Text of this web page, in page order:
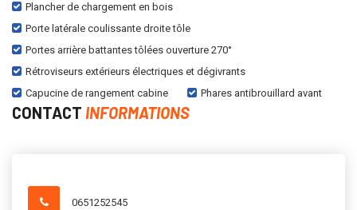
Plancher de chargement en bois
Porte latérale coulissante droite tôle
Portes arrière battantes tôlées ouverture 270°
Rétroviseurs extérieurs électriques et dégivrants
Capucine de rangement cabine
Phares antibrouillard avant
CONTACT INFORMATIONS
0651252545